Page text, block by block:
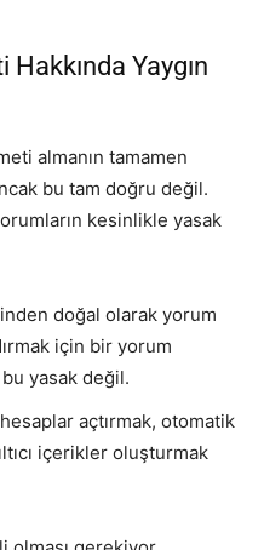
Yaygın
almanın tamamen
bu tam doğru değil.
kesinlikle yasak
doğal olarak yorum
için bir yorum
yasak değil.
açtırmak, otomatik
içerikler oluşturmak